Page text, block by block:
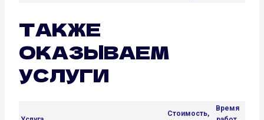
ТАКЖЕ
ОКАЗЫВАЕМ
УСЛУГИ
Стоимость,
Время